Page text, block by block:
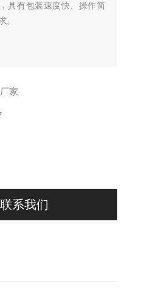
具有包装速度快、操作简
。
家
联系我们